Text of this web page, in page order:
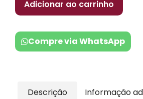
Adicionar ao carrinho
Compre via WhatsApp
Descrição
Informação